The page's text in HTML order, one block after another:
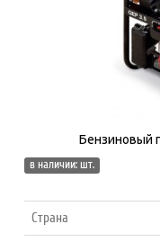
Бензиновый
в наличии: шт.
Страна